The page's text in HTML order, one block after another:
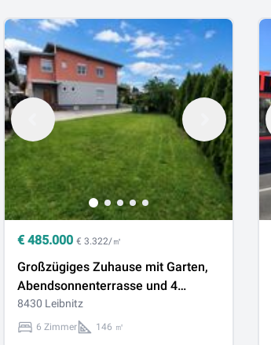
€ 485.000 € 3.322/㎡
Großzügiges Zuhause mit Garten,
Abendsonnenterrasse und 4
Schlafzimmern
8430 Leibnitz
6 Zimmer 146 ㎡